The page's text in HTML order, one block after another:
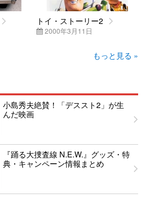
トイ・ストーリー2
2000年3月11日
もっと見る »
小島秀夫絶賛！「デススト2」が生
んだ映画
『踊る大捜査線 N.E.W.』グッズ・特
典・キャンペーン情報まとめ